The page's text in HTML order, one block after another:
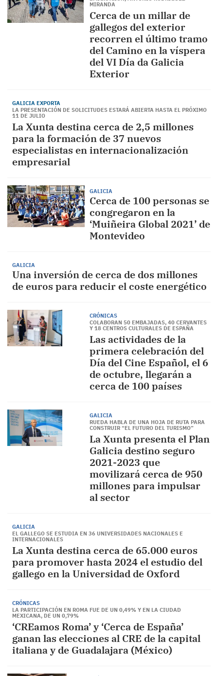
MIRANDA
Cerca de un millar de
gallegos del exterior
recorren el último tramo
del Camino en la víspera
del VI Día da Galicia
Exterior
GALICIA EXPORTA
LA PRESENTACIÓN DE SOLICITUDES ESTARÁ ABIERTA HASTA EL PRÓXIMO
11 DE JULIO
La Xunta destina cerca de 2,5 millones
para la formación de 37 nuevos
especialistas en internacionalización
empresarial
GALICIA
Cerca de 100 personas se
congregaron en la
‘Muiñeira Global 2021’ de
Montevideo
GALICIA
Una inversión de cerca de dos millones
de euros para reducir el coste energético
CRÓNICAS
COLABORAN 50 EMBAJADAS, 40 CERVANTES
Y 18 CENTROS CULTURALES DE ESPAÑA
Las actividades de la
primera celebración del
Día del Cine Español, el 6
de octubre, llegarán a
cerca de 100 países
GALICIA
RUEDA HABLA DE UNA HOJA DE RUTA PARA
CONSTRUIR “EL FUTURO DEL TURISMO”
La Xunta presenta el Plan
Galicia destino seguro
2021-2023 que
movilizará cerca de 950
millones para impulsar
al sector
GALICIA
EL GALLEGO SE ESTUDIA EN 36 UNIVERSIDADES NACIONALES E
INTERNACIONALES
La Xunta destina cerca de 65.000 euros
para promover hasta 2024 el estudio del
gallego en la Universidad de Oxford
CRÓNICAS
LA PARTICIPACIÓN EN ROMA FUE DE UN 0,49% Y EN LA CIUDAD
MEXICANA, DE UN 0,79%
‘CREamos Roma’ y ‘Cerca de España’
ganan las elecciones al CRE de la capital
italiana y de Guadalajara (México)